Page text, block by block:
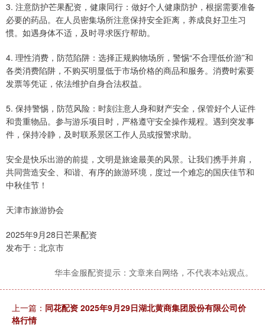
3. 注意防护芒果配资，健康同行：做好个人健康防护，根据需要准备
必要的药品。在人员密集场所注意保持安全距离，养成良好卫生习
惯。如遇身体不适，及时寻求医疗帮助。
4. 理性消费，防范陷阱：选择正规购物场所，警惕“不合理低价游”和
各类消费陷阱，不购买明显低于市场价格的商品和服务。消费时索要
发票等凭证，依法维护自身合法权益。
5. 保持警惕，防范风险：时刻注意人身和财产安全，保管好个人证件
和贵重物品。参与游乐项目时，严格遵守安全操作规程。遇到突发事
件，保持冷静，及时联系景区工作人员或报警求助。
安全是快乐出游的前提，文明是旅途最美的风景。让我们携手并肩，
共同营造安全、和谐、有序的旅游环境，度过一个难忘的国庆佳节和
中秋佳节！
天津市旅游协会
2025年9月28日芒果配资
发布于：北京市
华丰金服配资提示：文章来自网络，不代表本站观点。
上一篇： 同花配资 2025年9月29日湖北黄商集团股份有限公司价
格行情